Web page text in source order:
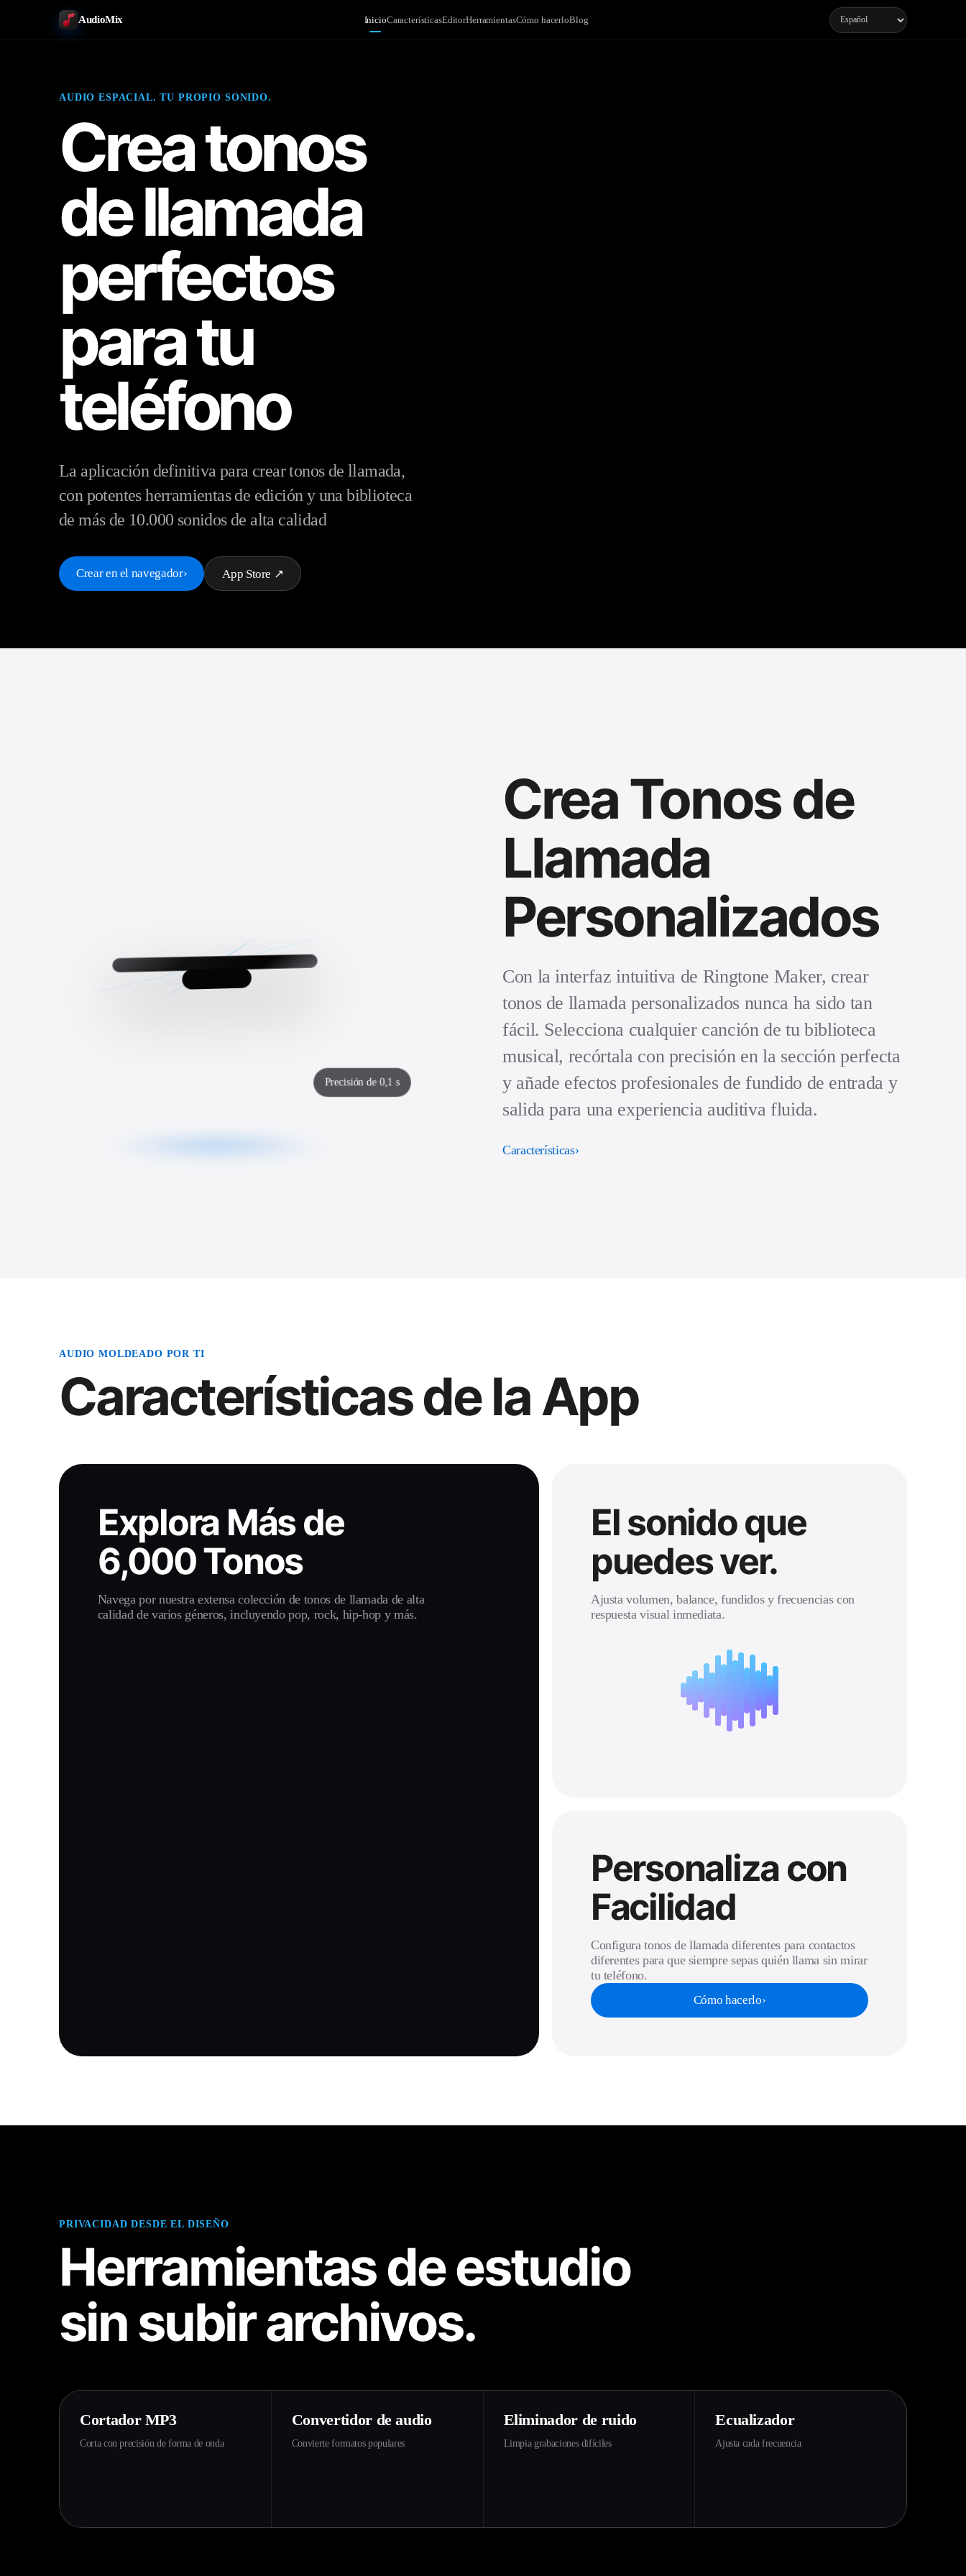
AudioMix InicioCaracterísticasEditorHerramientasCómo hacerloBlog
AUDIO ESPACIAL. TU PROPIO SONIDO.
Crea tonos
de llamada
perfectos
para tu
teléfono
La aplicación definitiva para crear tonos de llamada,
con potentes herramientas de edición y una biblioteca
de más de 10.000 sonidos de alta calidad
Crear en el navegador› App Store ↗
Precisión de 0,1 s
Crea Tonos de
Llamada
Personalizados
Con la interfaz intuitiva de Ringtone Maker, crear
tonos de llamada personalizados nunca ha sido tan
fácil. Selecciona cualquier canción de tu biblioteca
musical, recórtala con precisión en la sección perfecta
y añade efectos profesionales de fundido de entrada y
salida para una experiencia auditiva fluida.
Características›
AUDIO MOLDEADO POR TI
Características de la App
Explora Más de
6,000 Tonos
Navega por nuestra extensa colección de tonos de llamada de alta
calidad de varios géneros, incluyendo pop, rock, hip-hop y más.
El sonido que
puedes ver.
Ajusta volumen, balance, fundidos y frecuencias con
respuesta visual inmediata.
Personaliza con
Facilidad
Configura tonos de llamada diferentes para contactos
diferentes para que siempre sepas quién llama sin mirar
tu teléfono.
Cómo hacerlo›
PRIVACIDAD DESDE EL DISEÑO
Herramientas de estudio
sin subir archivos.
Cortador MP3
Corta con precisión de forma de onda
Convertidor de audio
Convierte formatos populares
Eliminador de ruido
Limpia grabaciones difíciles
Ecualizador
Ajusta cada frecuencia